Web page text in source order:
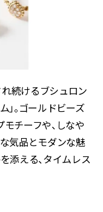
続けるブシュロン
。ゴールドビーズ
チーフや、しなや
気品とモダンな魅
添える、タイムレス